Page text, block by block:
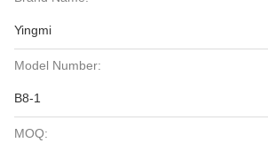
Yingmi
Model Number:
B8-1
MOQ: